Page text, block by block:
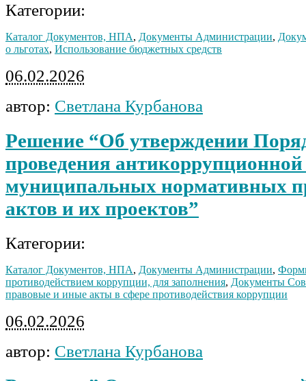
Категории:
Каталог Документов, НПА, Документы Администрации,
о льготах, Использование бюджетных средств
06.02.2026
автор: Светлана Курбанова
Решение “Об утверждении
проведения
муниципальных нормативных
актов и их проектов”
Категории:
Каталог Документов, НПА, Документы Администрации,
противодействием коррупции, для заполнения, Документы
правовые и иные акты в сфере противодействия коррупции
06.02.2026
автор: Светлана Курбанова